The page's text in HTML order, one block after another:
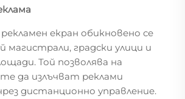
екран обикновено се
магистрали, градски улици и
Той позволява на
да излъчват реклами
дистанционно управление.